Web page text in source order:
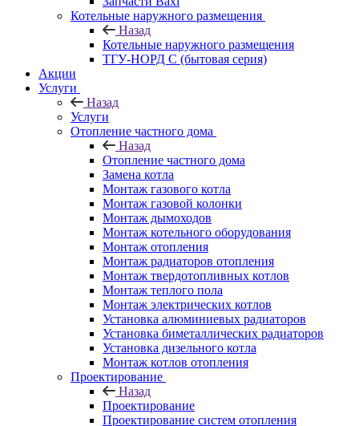
Котельные наружного размещения
Назад
Котельные наружного размещения
ТГУ-НОРД С (бытовая серия)
Акции
Услуги
Назад
Услуги
Отопление частного дома
Назад
Отопление частного дома
Замена котла
Монтаж газового котла
Монтаж газовой колонки
Монтаж дымоходов
Монтаж котельного оборудования
Монтаж отопления
Монтаж радиаторов отопления
Монтаж твердотопливных котлов
Монтаж теплого пола
Монтаж электрических котлов
Установка алюминиевых радиаторов
Установка биметаллических радиаторов
Установка дизельного котла
Монтаж котлов отопления
Проектирование
Назад
Проектирование
Проектирование систем отопления